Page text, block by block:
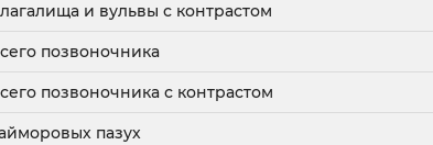
и вульвы с контрастом
позвоночника
позвоночника с контрастом
пазух